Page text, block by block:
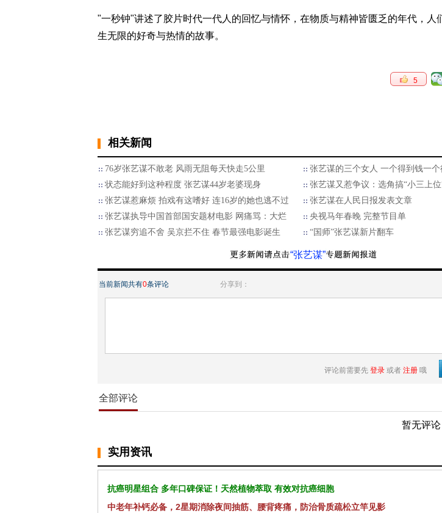
"一秒钟"讲述了胶片时代一代人的回忆与情怀，在物质与精神皆匮乏的年代，人
生无限的好奇与热情的故事。
5
相关新闻
76岁张艺谋不敢老 风雨无阻每天快走5公里
张艺谋的三个女人 一个得到钱一
状态能好到这种程度 张艺谋44岁老婆现身
张艺谋又惹争议：选角搞“小三上位
张艺谋惹麻烦 拍戏有这嗜好 连16岁的她也逃不过
张艺谋在人民日报发表文章
张艺谋执导中国首部国安题材电影 网痛骂：大烂
央视马年春晚 完整节目单
张艺谋穷追不舍 吴京拦不住 春节最强电影诞生
“国师”张艺谋新片翻车
“张艺谋”
当前新闻共有0条评论 分享到：
评论前需要先 登录 或者 注册 哦
全部评论
暂无评论
实用资讯
抗癌明星组合 多年口碑保证！天然植物萃取 有效对抗癌细胞
中老年补钙必备，2星期消除夜间抽筋、腰背疼痛，防治骨质疏松立竿见影